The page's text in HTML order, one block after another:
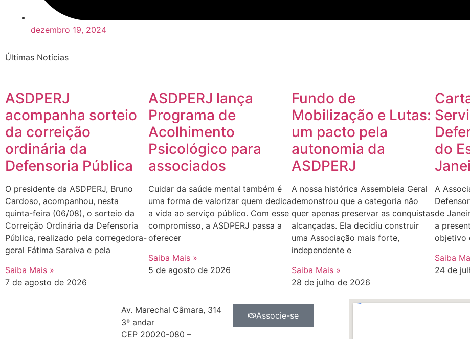
dezembro 19, 2024
Últimas Notícias
ASDPERJ
acompanha sorteio
da correição
ordinária da
Defensoria Pública
O presidente da ASDPERJ, Bruno
Cardoso, acompanhou, nesta
quinta-feira (06/08), o sorteio da
Correição Ordinária da Defensoria
Pública, realizado pela corregedora-
geral Fátima Saraiva e pela
Saiba Mais »
7 de agosto de 2026
ASDPERJ lança
Programa de
Acolhimento
Psicológico para
associados
Cuidar da saúde mental também é
uma forma de valorizar quem dedica
a vida ao serviço público. Com esse
compromisso, a ASDPERJ passa a
oferecer
Saiba Mais »
5 de agosto de 2026
Fundo de
Mobilização e Lutas:
um pacto pela
autonomia da
ASDPERJ
A nossa histórica Assembleia Geral
demonstrou que a categoria não
quer apenas preservar as conquistas
alcançadas. Ela decidiu construir
uma Associação mais forte,
independente e
Saiba Mais »
28 de julho de 2026
do
A
de
a
objetivo
Saiba
24 de
Av. Marechal Câmara, 314
3º andar
CEP 20020-080 –
Associe-se